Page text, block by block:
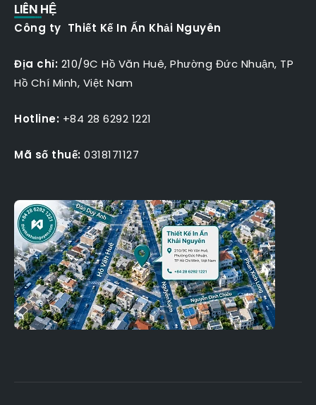
LIÊN HỆ
Công ty Thiết Kế In Ấn Khải Nguyên
Địa chỉ: 210/9C Hồ Văn Huê, Phường Đức Nhuận, TP
Hồ Chí Minh, Việt Nam
Hotline: +84 28 6292 1221
Mã số thuế: 0318171127